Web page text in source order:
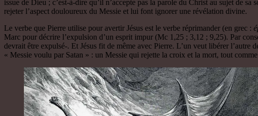
issue de Dieu ; c’est-à-dire qu’il n’accepte pas la parole du Christ au sujet de
rejeter l’aspect douloureux du Messie et lui font ignorer une révélation divine.
Le verbe que Pierre utilise pour avertir Jésus est le verbe réprimander (en grec :
Marc pour décrire l’expulsion d’un esprit impur (Mc 1,25 ; 3,12 ; 9,25). Par
devrait être expulsé-. Et Jésus fit de même avec Pierre. L’un veut libérer l’autre
« Messie voulu par Satan » : un Messie qui rejette la croix et la mort, tout